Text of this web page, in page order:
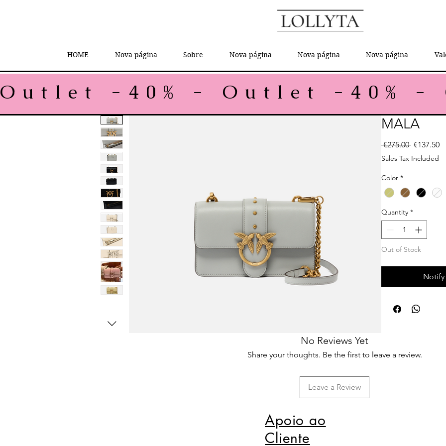
HOME Nova página Sobre Nova página Nova página Nova página
Outlet -40% -
MALA
€275.00 Regular
€137.50
Sales Tax Included
Color *
Quantity *
Out of Stock
Notify
No Reviews Yet
Share your thoughts. Be the first to leave a review.
Leave a Review
Apoio ao
Cliente